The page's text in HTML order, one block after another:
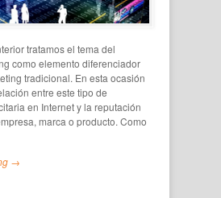
tratamos el tema del
como elemento diferenciador
tradicional. En esta ocasión
entre este tipo de
en Internet y la reputación
marca o producto. Como
→